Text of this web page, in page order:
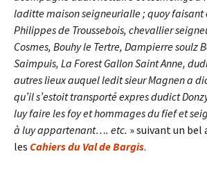
laditte maison seigneurialle ; quoy faisant
Philippes de Troussebois, chevallier
Cosmes, Bouhy le Tertre, Dampierre soulz
Saimpuis, La Forest Gallon Saint Anne,
autres lieux auquel ledit sieur Magnen a
qu’il s’estoit transporté expres dudict
luy faire les foy et hommages du fief et
à luy appartenant…. etc. » suivant un
les Cahiers du Val de Bargis.